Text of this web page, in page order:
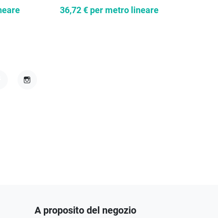
36,72 € per metro lineare
A proposito del negozio